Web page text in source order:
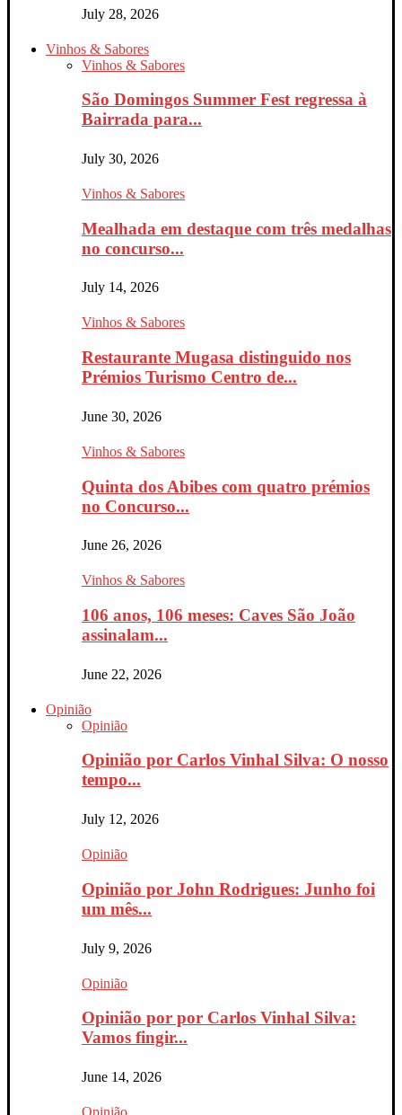
July 28, 2026
Vinhos & Sabores
Vinhos & Sabores
São Domingos Summer Fest regressa à
Bairrada para...
July 30, 2026
Vinhos & Sabores
Mealhada em destaque com três medalhas
no concurso...
July 14, 2026
Vinhos & Sabores
Restaurante Mugasa distinguido nos
Prémios Turismo Centro de...
June 30, 2026
Vinhos & Sabores
Quinta dos Abibes com quatro prémios
no Concurso...
June 26, 2026
Vinhos & Sabores
106 anos, 106 meses: Caves São João
assinalam...
June 22, 2026
Opinião
Opinião
Opinião por Carlos Vinhal Silva: O nosso
tempo...
July 12, 2026
Opinião
Opinião por John Rodrigues: Junho foi
um mês...
July 9, 2026
Opinião
Opinião por por Carlos Vinhal Silva:
Vamos fingir...
June 14, 2026
Opinião